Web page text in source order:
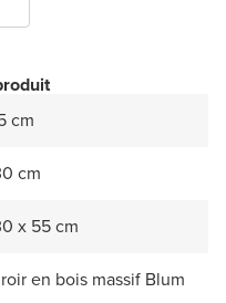
cm
cm
x 55 cm
en bois massif Blum